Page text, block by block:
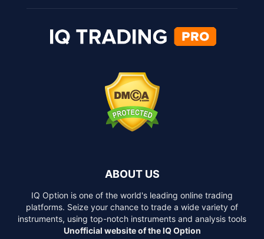
ABOUT US
IQ Option is one of the world's leading online trading
platforms. Seize your chance to trade a wide variety of
instruments, using top-notch instruments and analysis tools
Unofficial website of the IQ Option